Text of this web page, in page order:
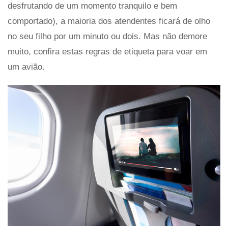
desfrutando de um momento tranquilo e bem
comportado), a maioria dos atendentes ficará de olho
no seu filho por um minuto ou dois. Mas não demore
muito, confira estas regras de etiqueta para voar em
um avião.